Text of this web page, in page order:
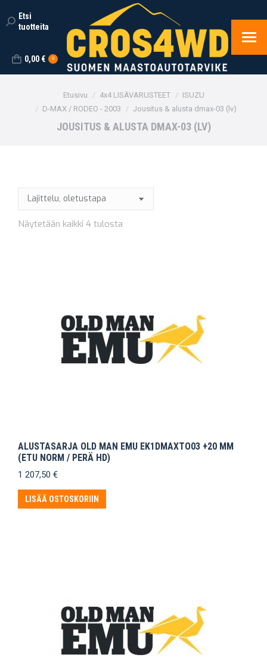
Search:
Etsi
tuotteita
0,00 € 0
You are here:Etusivu 4x4 LISÄVARUSTEET
ISUZU
D-MAX / RODEO - 2003
Jousitus & alusta dmax-03 (lv)
JOUSITUS & ALUSTA DMAX-03 (LV)
Näytetään kaikki 4 tulosta
ALUSTASARJA OLD MAN EMU EK1DMAXTO03 +20 MM
(ETU NORM / PERÄ HD)
1 207,50 €
LISÄÄ OSTOSKORIIN